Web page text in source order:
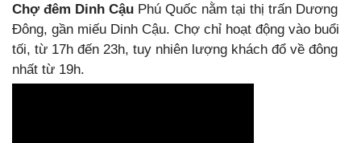
Chợ đêm Dinh Cậu Phú Quốc nằm tại thị trấn Dương
Đông, gần miếu Dinh Cậu. Chợ chỉ hoạt động vào buổi
tối, từ 17h đến 23h, tuy nhiên lượng khách đổ về đông
nhất từ 19h.